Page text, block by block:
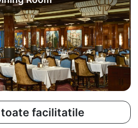
facilitatile